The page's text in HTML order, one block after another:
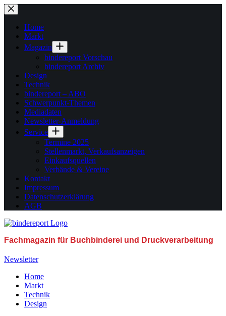
Zum
Inhalt
springenHome
Markt
Magazin
bindereport Vorschau
bindereport Archiv
Design
Technik
bindereport – ABO
Schwerpunkt-Themen
Mediadaten
Newsletter-Anmeldung
Service
Termine 2025
Stellenmarkt, Verkaufsanzeigen
Einkaufsquellen
Verbände & Vereine
Kontakt
Impressum
Datenschutzerklärung
AGB
Fachmagazin für Buchbinderei und Druckverarbeitung
Newsletter
Home
Markt
Technik
Design